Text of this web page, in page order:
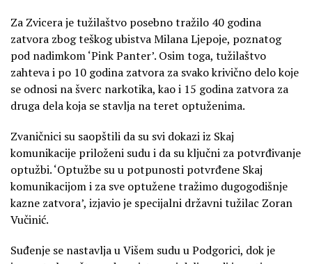
Za Zvicera je tužilaštvo posebno tražilo 40 godina
zatvora zbog teškog ubistva Milana Ljepoje, poznatog
pod nadimkom ‘Pink Panter’. Osim toga, tužilaštvo
zahteva i po 10 godina zatvora za svako krivično delo koje
se odnosi na šverc narkotika, kao i 15 godina zatvora za
druga dela koja se stavlja na teret optuženima.
Zvaničnici su saopštili da su svi dokazi iz Skaj
komunikacije priloženi sudu i da su ključni za potvrđivanje
optužbi. ‘Optužbe su u potpunosti potvrđene Skaj
komunikacijom i za sve optužene tražimo dugogodišnje
kazne zatvora’, izjavio je specijalni državni tužilac Zoran
Vučinić.
Suđenje se nastavlja u Višem sudu u Podgorici, dok je